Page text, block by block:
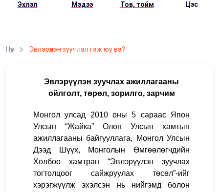
Эхлэл Мэдээ Тов, тойм Цэс
Нүүр Эвлэрүүлэн зуучлал гэж юу вэ?
Эвлэрүүлэн зуучлах ажиллагааны
ойлголт, төрөл, зорилго, зарчим
Монгол улсад 2010 оны 5 сараас Япон
Улсын “Жайка” Олон Улсын хамтын
ажиллагааны байгууллага, Монгол Улсын
Дээд Шүүх, Монголын Өмгөөлөгчдийн
Холбоо хамтран “Эвлэрүүлэн зуучлах
тогтолцоог сайжруулах төсөл”-ийг
хэрэгжүүлж эхэлсэн нь нийгэмд болон